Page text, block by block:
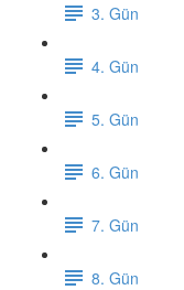
3. Gün
4. Gün
5. Gün
6. Gün
7. Gün
8. Gün